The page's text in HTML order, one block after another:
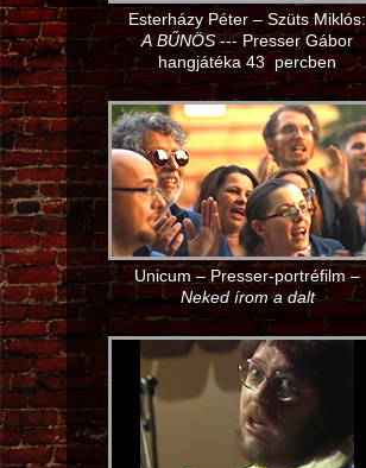
Esterházy Péter – Szüts Miklós:
A BŰNÖS--- Presser Gábor
hangjátéka 43 percben
Unicum – Presser-portréfilm –
Neked írom a dalt